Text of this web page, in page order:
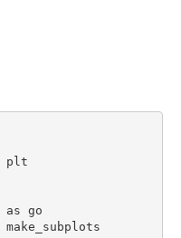
as
make_subplots